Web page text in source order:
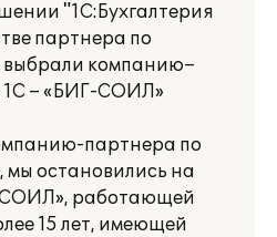
"1С:Бухгалтерия
партнера по
компанию–
– «БИГ-СОИЛ»
партнера по
остановились на
работающей
15 лет, имеющей